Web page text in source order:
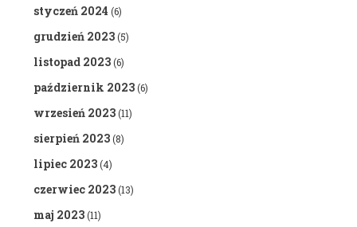
styczeń 2024 (6)
grudzień 2023(5)
listopad 2023(6)
październik 2023(6)
wrzesień 2023(11)
sierpień 2023(8)
lipiec 2023(4)
czerwiec 2023(13)
maj 2023(11)